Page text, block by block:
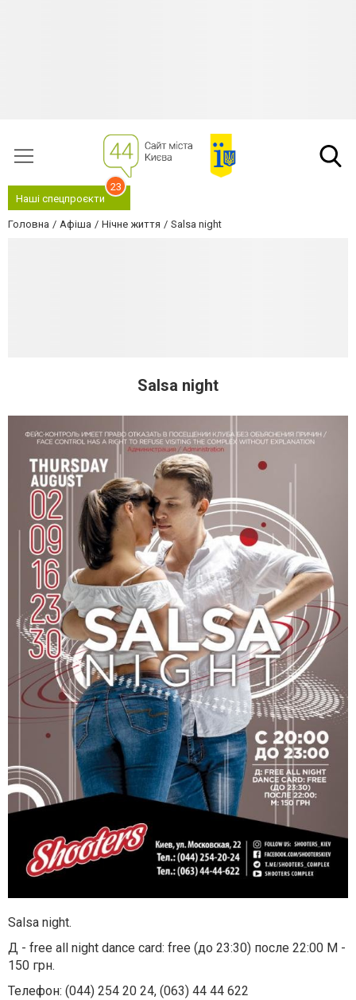
Наші спецпроєкти
23
Головна Афіша Нічне життя Salsa night
Salsa night
Salsa night.
Д - free all night dance card: free (до 23:30) после 22:00 М -
150 грн.
Телефон: (044) 254 20 24, (063) 44 44 622